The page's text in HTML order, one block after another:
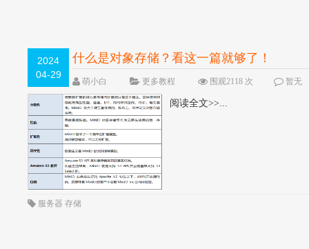
2024
04-29
什么是对象存储？看这一篇就够了！
萌小白 更多教程 围观2118 次 暂无
阅读全文>>...
服务器存储